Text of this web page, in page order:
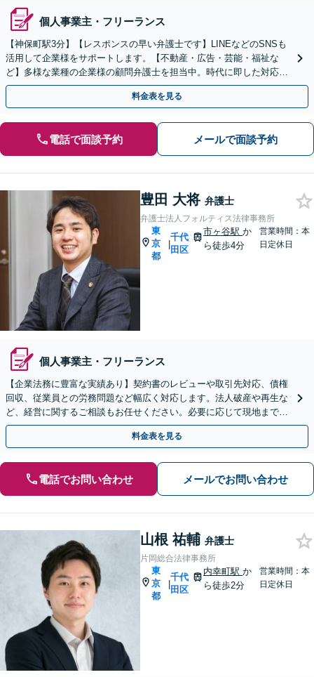
個人事業主・フリーランス
【神保町駅3分】【レスポンスの早い弁護士です】LINEなどのSNSも
活用して企業様をサポートします。【不動産・広告・芸能・福祉な
ど】多様な業種の企業様の顧問弁護士を担当中。時代に即した対応が
できます。【個人事業主様も相談可能】
料金表を見る
電話で面談予約 メールで面談予約
豊田 大将 弁護士
弁護士法人フォルティス法律事務所
東
京
都
|
千代
田区
市ヶ谷駅か
ら徒歩4分
営業時間：本
日定休日
個人事業主・フリーランス
【企業法務に豊富な実績あり】契約書のレビューや取引先対応、債権
回収、従業員との労務問題など幅広く対応します。法人破産や再生な
ど、経営に関するご相談もお任せください。必要に応じて現地まで訪
問することも可能【市ヶ谷駅徒歩3分】
料金表を見る
電話でお問い合わせ メールでお問い合わせ
山根 祐輔 弁護士
片岡総合法律事務所
東
京
都
|
千代
田区
内幸町駅か
ら徒歩2分
営業時間：本
日定休日